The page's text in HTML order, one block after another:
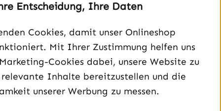
040 – 182 295 901
Mo-Fr, 08:00 - 16:00 Uhr
Entscheidung, Ihre Daten
Cookies, damit unser Onlineshop
Mit Ihrer Zustimmung helfen uns
Cookies dabei, unsere Website zu
relevante Inhalte bereitzustellen und die
unserer Werbung zu messen.